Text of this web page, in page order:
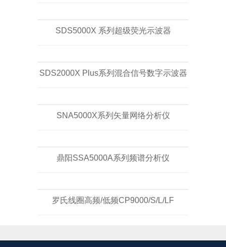
SDS5000X 系列超级荧光示波器
SDS2000X Plus系列混合信号数字示波器
SNA5000X系列矢量网络分析仪
鼎阳SSA5000A系列频谱分析仪
罗氏线圈高频/低频CP9000/S/L/LF